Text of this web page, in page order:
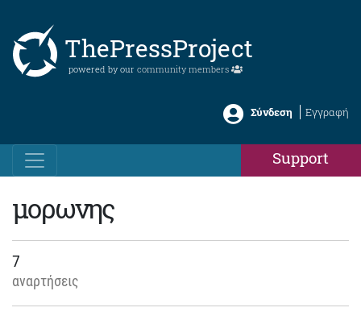
ThePressProject
powered by our community members
Σύνδεση Εγγραφή
Support
μορωνης
7
αναρτήσεις